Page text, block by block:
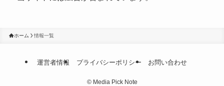
ホーム 情報一覧
運営者情報 プライバシーポリシー お問い合わせ
©Media Pick Note